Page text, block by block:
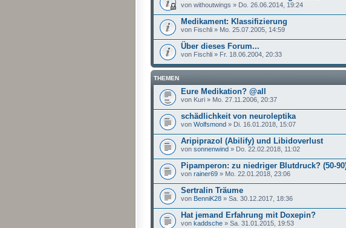
von withoutwings » Do. 26.06.2014, 19:24
Medikament: Klassifizierung
von Fischli » Mo. 25.07.2005, 14:59
Über dieses Forum...
von Fischli » Fr. 18.06.2004, 20:33
THEMEN
Eure Medikation? @all
von Kuri » Mo. 27.11.2006, 20:37
schädlichkeit von neuroleptika
von Wolfsmond » Di. 16.01.2018, 15:07
Aripiprazol (Abilify) und Libidoverlust
von sonnenwind » Do. 22.02.2018, 11:02
Pipamperon: zu niedriger Blutdruck? (50-
von rainer69 » Mo. 22.01.2018, 23:06
Sertralin Träume
von BenniK28 » Sa. 30.12.2017, 18:36
Hat jemand Erfahrung mit Doxepin?
von kaddsche » Sa. 31.01.2015, 19:53